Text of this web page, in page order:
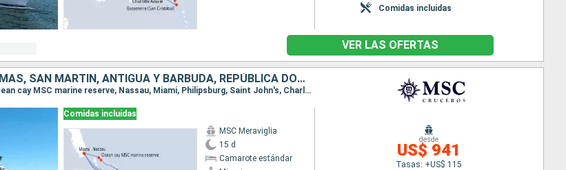
Comidas incluidas
VER LAS OFERTAS
ESTADOS UNIDOS, BAHAMAS, SAN MARTÍN, ANTIGUA Y BARBUDA, REPÚBLICA DOMINICANA
Itinerario : Miami, Grand Turk, Ocean cay MSC marine reserve, Nassau, Miami, Philipsburg, Saint John's, Charlotte Amalie, Puerto Plata, Miami
Comidas incluidas
MSC Meraviglia
15 d
Camarote estándar
desde
US$ 941
Tasas: +US$ 115